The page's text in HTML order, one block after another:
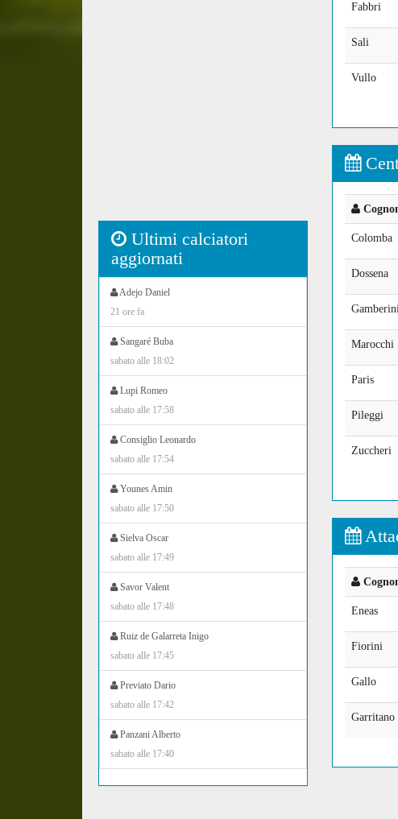
Ultimi calciatori
aggiornati
Adejo Daniel
21 ore fa
Sangaré Buba
sabato alle 18:02
Lupi Romeo
sabato alle 17:58
Consiglio Leonardo
sabato alle 17:54
Younes Amin
sabato alle 17:50
Sielva Oscar
sabato alle 17:49
Savor Valent
sabato alle 17:48
Ruiz de Galarreta Inigo
sabato alle 17:45
Previato Dario
sabato alle 17:42
Panzani Alberto
sabato alle 17:40
Fabbri
Sali
Vullo
Colomba
Dossena
Marocchi
Paris
Pileggi
Zuccheri
Eneas
Fiorini
Gallo
Garritano